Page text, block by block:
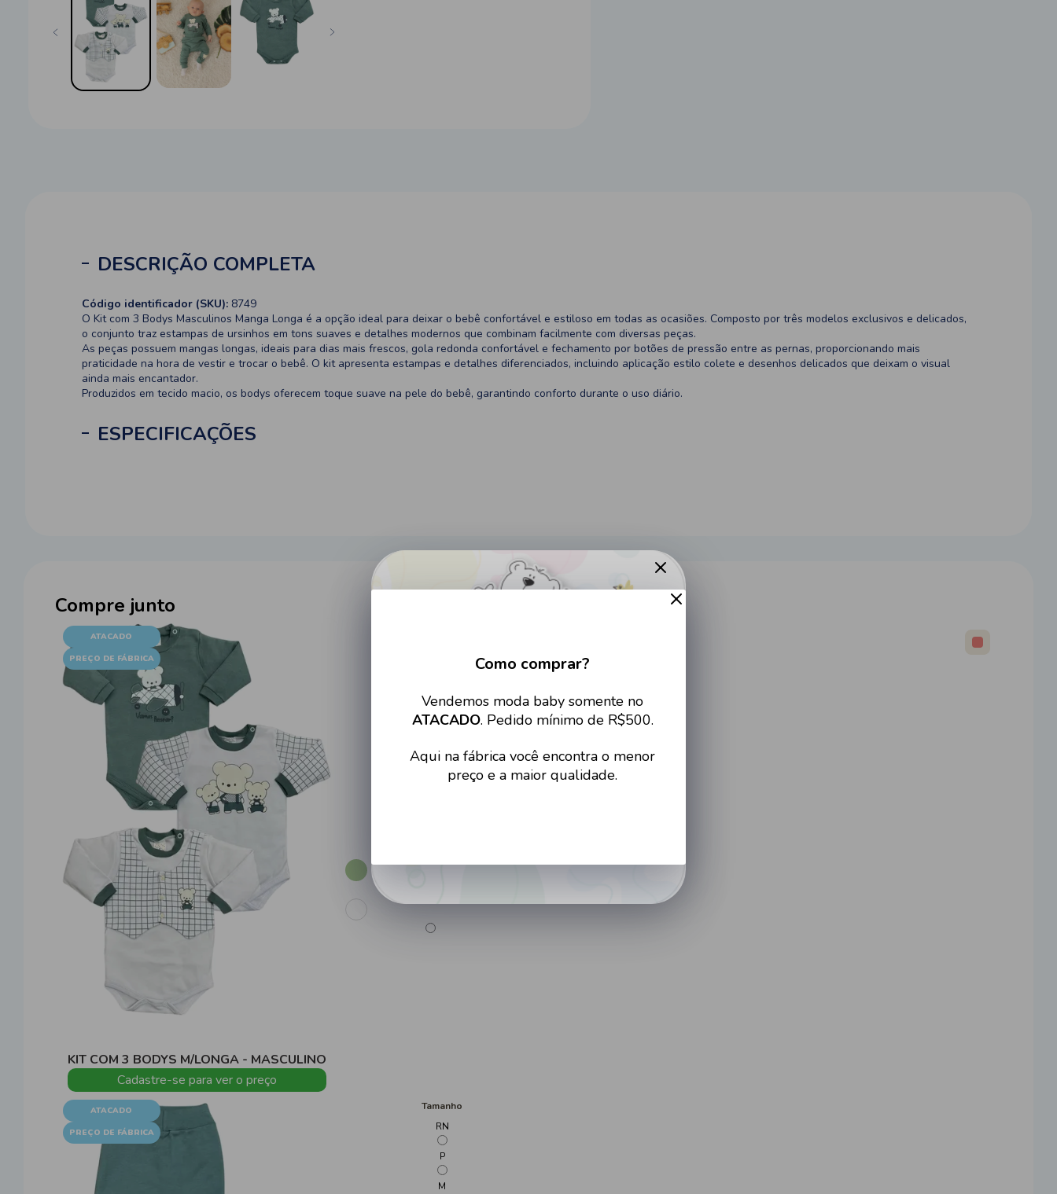
DESCRIÇÃO COMPLETA
Código identificador (SKU): 8749
O Kit com 3 Bodys Masculinos Manga Longa é a opção ideal para deixar o bebê confortável e estiloso em todas as ocasiões. Composto por três modelos exclusivos e delicados,
o conjunto traz estampas de ursinhos em tons suaves e detalhes modernos que combinam facilmente com diversas peças.
As peças possuem mangas longas, ideais para dias mais frescos, gola redonda confortável e fechamento por botões de pressão entre as pernas, proporcionando mais
praticidade na hora de vestir e trocar o bebê. O kit apresenta estampas e detalhes diferenciados, incluindo aplicação estilo colete e desenhos delicados que deixam o visual
ainda mais encantador.
Produzidos em tecido macio, os bodys oferecem toque suave na pele do bebê, garantindo conforto durante o uso diário.
ESPECIFICAÇÕES
Compre junto
ATACADO
PREÇO DE FÁBRICA
KIT COM 3 BODYS M/LONGA - MASCULINO
Cadastre-se para ver o preço
M
ATACADO
PREÇO DE FÁBRICA
Tamanho
RN
P
M
acesso a condições imperdíveis
Como comprar?
Vendemos moda baby somente no
ATACADO. Pedido mínimo de R$500.
Aqui na fábrica você encontra o menor
preço e a maior qualidade.